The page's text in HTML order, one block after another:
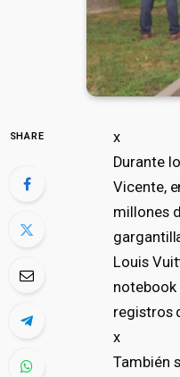
SHARE
x
Durante
Vicente,
millones
Louis
notebook
registros
x
También